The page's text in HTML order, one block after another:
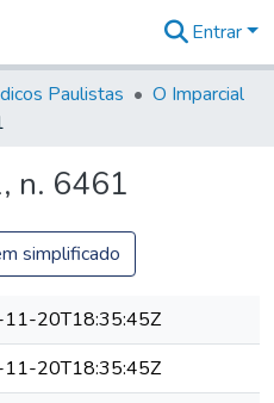
na
Entrar
Paulistas
O Imparcial
n. 6461
simplificado
20T18:35:45Z
20T18:35:45Z